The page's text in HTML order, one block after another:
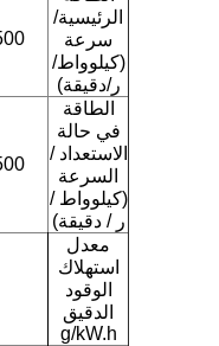
الرئيسية/
سرعة
(كيلوواط/
ر/دقيقة)
الطاقة
في حالة
الاستعداد /
السرعة
(كيلوواط /
ر / دقيقة)
معدل
استهلاك
الوقود
الدقيق
g/kW.h